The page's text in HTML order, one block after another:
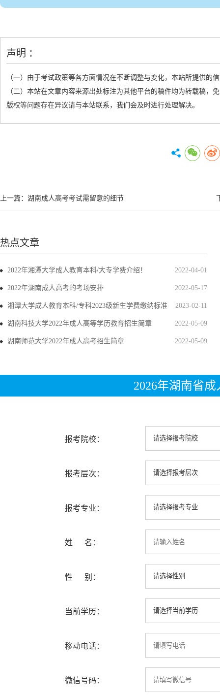
声明 ：
（一）由于考试政策等各方面情况在不断调整与变化，本站所提供的
（二）本站在文章内容来源出处标注为其他平台的稿件均为转载稿
版权等问题存在异议请与本站联系，我们会及时进行处理解决。
上一篇： 湖南成人高考考试需留意的细节
热点文章
2022-04-01
2022年湘潭大学成人教育本科/大专学费介绍！
2022-05-17
2022年湖南成人高考的考场安排
2023-02-11
湘潭大学成人教育本科/专科2023级新生学费缴纳标准
2022-05-09
湖南科技大学2022年成人高等学历教育招生简章
2022-05-09
湖南师范大学2022年成人高考招生简章
2026年湖南省
报考院校：
报考层次：
报考专业：
姓 名：
性 别：
当前学历：
移动电话：
微信号码：